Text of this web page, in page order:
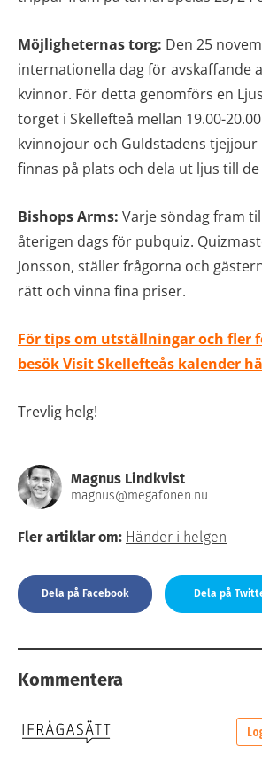
Möjligheternas torg: Den 25
internationella dag för avskaffande
kvinnor. För detta genomförs en
torget i Skellefteå mellan 19.00-
kvinnojour och Guldstadens
finnas på plats och dela ut ljus till
Bishops Arms: Varje söndag fram
återigen dags för pubquiz.
Jonsson, ställer frågorna och
rätt och vinna fina priser.
För tips om utställningar och fler
besök Visit Skellefteås kalender
Trevlig helg!
Magnus Lindkvist
magnus@megafonen.nu
Fler artiklar om: Händer i helgen
Dela på Facebook Dela på
Kommentera